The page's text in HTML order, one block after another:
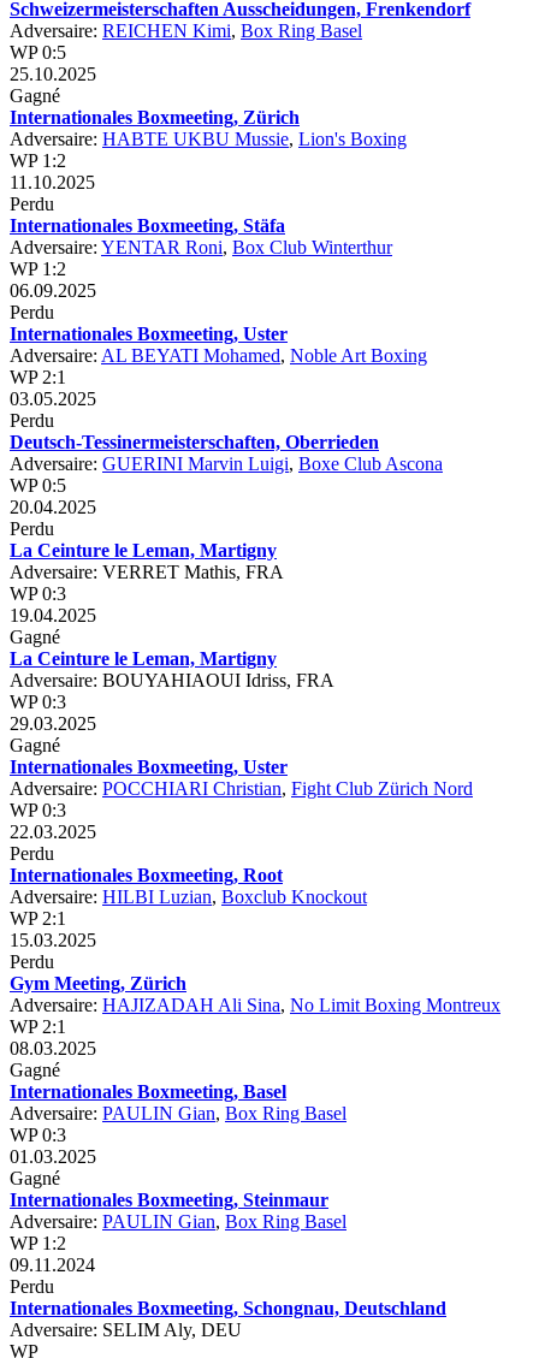
Schweizermeisterschaften Ausscheidungen, Frenkendorf
Adversaire: REICHEN Kimi, Box Ring Basel
WP 0:5
25.10.2025
Gagné
Internationales Boxmeeting, Zürich
Adversaire: HABTE UKBU Mussie, Lion's Boxing
WP 1:2
11.10.2025
Perdu
Internationales Boxmeeting, Stäfa
Adversaire: YENTAR Roni, Box Club Winterthur
WP 1:2
06.09.2025
Perdu
Internationales Boxmeeting, Uster
Adversaire: AL BEYATI Mohamed, Noble Art Boxing
WP 2:1
03.05.2025
Perdu
Deutsch-Tessinermeisterschaften, Oberrieden
Adversaire: GUERINI Marvin Luigi, Boxe Club Ascona
WP 0:5
20.04.2025
Perdu
La Ceinture le Leman, Martigny
Adversaire: VERRET Mathis, FRA
WP 0:3
19.04.2025
Gagné
La Ceinture le Leman, Martigny
Adversaire: BOUYAHIAOUI Idriss, FRA
WP 0:3
29.03.2025
Gagné
Internationales Boxmeeting, Uster
Adversaire: POCCHIARI Christian, Fight Club Zürich Nord
WP 0:3
22.03.2025
Perdu
Internationales Boxmeeting, Root
Adversaire: HILBI Luzian, Boxclub Knockout
WP 2:1
15.03.2025
Perdu
Gym Meeting, Zürich
Adversaire: HAJIZADAH Ali Sina, No Limit Boxing Montreux
WP 2:1
08.03.2025
Gagné
Internationales Boxmeeting, Basel
Adversaire: PAULIN Gian, Box Ring Basel
WP 0:3
01.03.2025
Gagné
Internationales Boxmeeting, Steinmaur
Adversaire: PAULIN Gian, Box Ring Basel
WP 1:2
09.11.2024
Perdu
Internationales Boxmeeting, Schongnau, Deutschland
Adversaire: SELIM Aly, DEU
WP